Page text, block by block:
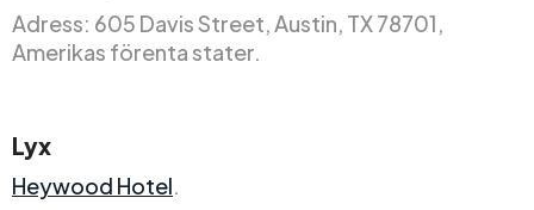
Adress: 605 Davis Street, Austin, TX 78701,
Amerikas förenta stater.
Lyx
Heywood Hotel